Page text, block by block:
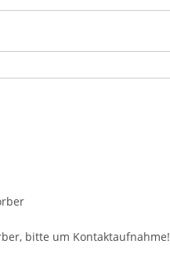
bitte um Kontaktaufnahme!